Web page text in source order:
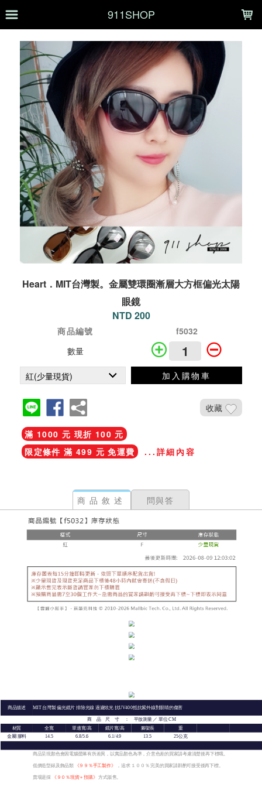
911SHOP
Heart．MIT台灣製。金屬雙環圈漸層大方框偏光太陽
眼鏡
NTD 200
商品編號
f5032
數量
加入購物車
收藏
滿 1000 元 現折 100 元
限定條件 滿 499 元 免運費
...詳細內容
商品敘述 問與答